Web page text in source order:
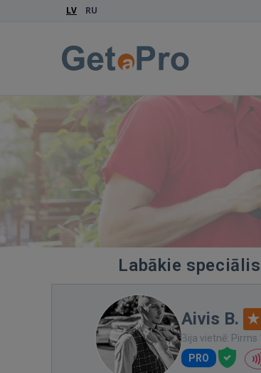
LV RU
Labākie
Aivis B.
Bija vietnē: Pirms
PRO